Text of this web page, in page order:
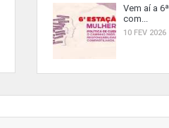
Vem aí a
com...
10 FEV 2026